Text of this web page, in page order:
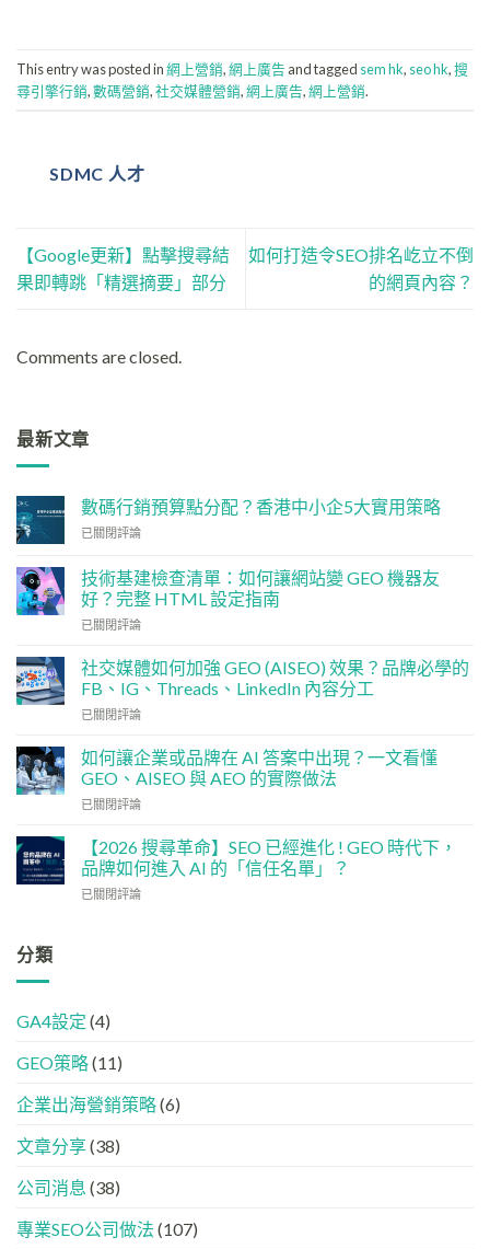
This entry was posted in網上營銷,網上廣告 and tagged sem hk, seo hk,搜
尋引擎行銷,數碼營銷,社交媒體營銷,網上廣告,網上營銷.
SDMC 人才
【Google更新】點擊搜尋結
果即轉跳「精選摘要」部分
如何打造令SEO排名屹立不倒
的網頁內容？
Comments are closed.
最新文章
數碼行銷預算點分配？香港中小企5大實用策略
數
行
銷
預
算
分
配？
香
港
小
企
大
策
已關閉評論
技術基建檢查清單：如何讓網站變 GEO 機器友
好？完整 HTML 設定指南
技
基
建
檢
查
單：
如
讓
變
機
HTML
設
定
指
已關閉評論
社交媒體如何加強 GEO (AISEO) 效果？品牌必學的
FB、IG、Threads、LinkedIn 內容分工
社
媒
體
如
何
GEO
(AISEO)
效
FB、
Threads、
內
分
已關閉評論
如何讓企業或品牌在 AI 答案中出現？一文看懂
GEO、AISEO 與 AEO 的實際做法
如
企
業
或
中
現？
文
懂
GEO、
與
的
已關閉評論
【2026 搜尋革命】SEO 已經進化 ! GEO 時代下，
品牌如何進入 AI 的「信任名單」？
【2026
經
化
GEO
時
下，
牌
何
已關閉評論
分類
GA4設定 (4)
GEO策略(11)
企業出海營銷策略(6)
文章分享(38)
公司消息 (38)
專業SEO公司做法 (107)